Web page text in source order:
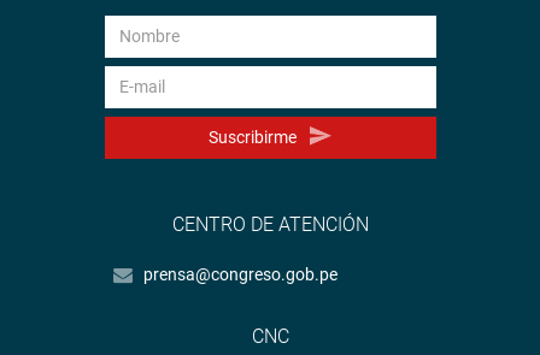
Suscribirme
CENTRO DE ATENCIÓN
prensa@congreso.gob.pe
CNC